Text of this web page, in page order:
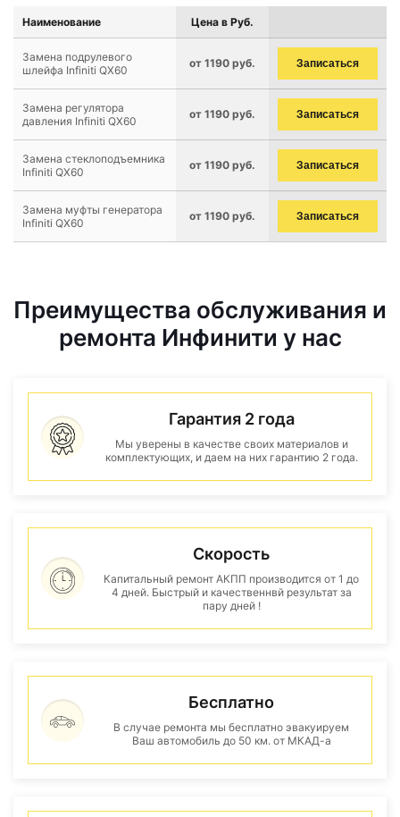
Наименование Цена в Руб.
Замена подрулевого
шлейфа Infiniti QX60
от 1190 руб. Записаться
Замена регулятора
давления Infiniti QX60
от 1190 руб. Записаться
Замена стеклоподъемника
Infiniti QX60
от 1190 руб. Записаться
Замена муфты генератора
Infiniti QX60
от 1190 руб. Записаться
Преимущества обслуживания и
ремонта Инфинити у нас
Гарантия 2 года
Мы уверены в качестве своих материалов и
комплектующих, и даем на них гарантию 2 года.
Скорость
Капитальный ремонт АКПП производится от 1 до
4 дней. Быстрый и качественнвй результат за
пару дней !
Бесплатно
В случае ремонта мы бесплатно эвакуируем
Ваш автомобиль до 50 км. от МКАД-а